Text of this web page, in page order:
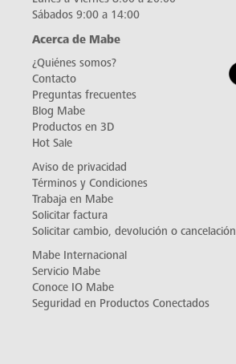
Sábados 9:00 a 14:00
Acerca de Mabe
¿Quiénes somos?
Contacto
Preguntas frecuentes
Blog Mabe
Productos en 3D
Hot Sale
Aviso de privacidad
Términos y Condiciones
Trabaja en Mabe
Solicitar factura
Solicitar cambio, devolución o cancelación
Mabe Internacional
Servicio Mabe
Conoce IO Mabe
Seguridad en Productos Conectados